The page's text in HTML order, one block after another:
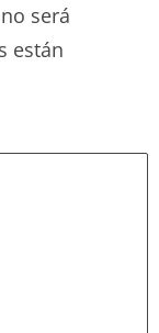
será
están